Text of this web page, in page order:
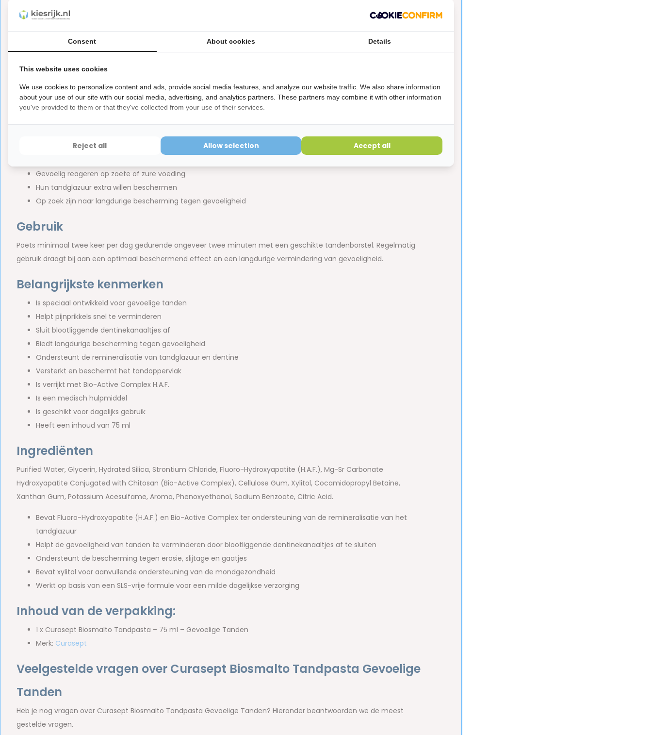
Helpt tanden sterker en beter beschermd te houden
Voor dagelijks gebruik
Curasept Biosmalto Gevoelige Tanden kan dagelijks worden gebruikt als onderdeel van een complete
mondverzorgingsroutine. Voor een optimaal resultaat combineer je de tandpasta met een geschikt
Voor wie is Curasept Biosmalto Gevoelige Tanden geschikt?
Deze tandpasta is geschikt voor volwassenen en jongeren die:
Last hebben van gevoelige tanden
Gevoelig reageren op zoete of zure voeding
Hun tandglazuur extra willen beschermen
Op zoek zijn naar langdurige bescherming tegen gevoeligheid
Gebruik
Poets minimaal twee keer per dag gedurende ongeveer twee minuten met een geschikte tandenborstel. Regelmatig
gebruik draagt bij aan een optimaal beschermend effect en een langdurige vermindering van gevoeligheid.
Belangrijkste kenmerken
Is speciaal ontwikkeld voor gevoelige tanden
Helpt pijnprikkels snel te verminderen
Sluit blootliggende dentinekanaaltjes af
Biedt langdurige bescherming tegen gevoeligheid
Ondersteunt de remineralisatie van tandglazuur en dentine
Versterkt en beschermt het tandoppervlak
Is verrijkt met Bio-Active Complex H.A.F.
Is een medisch hulpmiddel
Is geschikt voor dagelijks gebruik
Heeft een inhoud van 75 ml
Ingrediënten
Purified Water, Glycerin, Hydrated Silica, Strontium Chloride, Fluoro-Hydroxyapatite (H.A.F.), Mg-Sr Carbonate
Hydroxyapatite Conjugated with Chitosan (Bio-Active Complex), Cellulose Gum, Xylitol, Cocamidopropyl Betaine,
Xanthan Gum, Potassium Acesulfame, Aroma, Phenoxyethanol, Sodium Benzoate, Citric Acid.
Bevat Fluoro-Hydroxyapatite (H.A.F.) en Bio-Active Complex ter ondersteuning van de remineralisatie van het
tandglazuur
Helpt de gevoeligheid van tanden te verminderen door blootliggende dentinekanaaltjes af te sluiten
Ondersteunt de bescherming tegen erosie, slijtage en gaatjes
Bevat xylitol voor aanvullende ondersteuning van de mondgezondheid
Werkt op basis van een SLS-vrije formule voor een milde dagelijkse verzorging
Inhoud van de verpakking:
1 x Curasept Biosmalto Tandpasta – 75 ml – Gevoelige Tanden
Merk: Curasept
Veelgestelde vragen over Curasept Biosmalto Tandpasta Gevoelige
Tanden
Heb je nog vragen over Curasept Biosmalto Tandpasta Gevoelige Tanden? Hieronder beantwoorden we de meest
gestelde vragen.
Consent About cookies Details
This website uses cookies
We use cookies to personalize content and ads, provide social media features, and analyze our website traffic. We also share information
about your use of our site with our social media, advertising, and analytics partners. These partners may combine it with other information
you've provided to them or that they've collected from your use of their services.
Reject all Allow selection Accept all